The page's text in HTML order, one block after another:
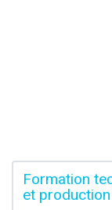
Formation
et